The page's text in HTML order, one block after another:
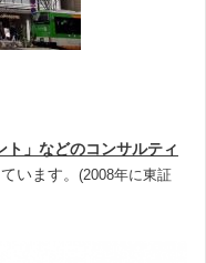
」などのコンサルティ
います。 (2008年に東証